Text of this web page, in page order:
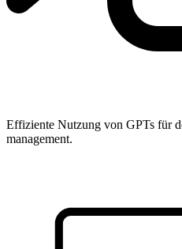
Effiziente Nutzung von GPTs für
management.